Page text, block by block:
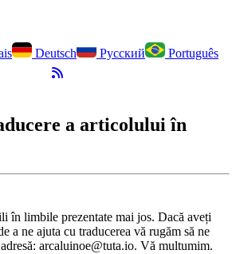
Deutsch Русский
Português
Flux RSS
a articolului în
în limbile prezentate mai jos. Dacă aveți
a ne ajuta cu traducerea vă rugăm să ne
arcaluinoe@tuta.io. Vă multumim.